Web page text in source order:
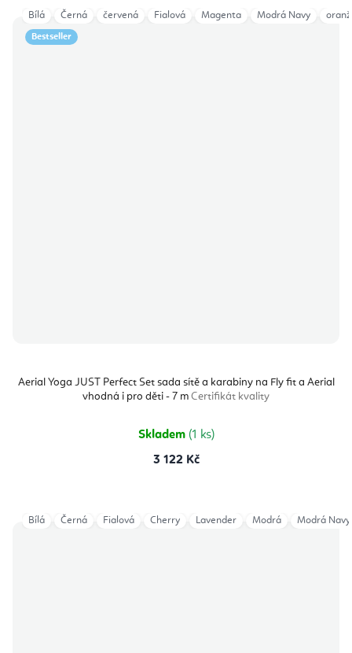
Bestseller
Aerial Yoga JUST Perfect Set sada sítě a karabiny na Fly fit a Aerial
vhodná i pro děti - 7 m Certifikát kvality
Skladem (1 ks)
3 122 Kč
Bílá Černá červená Fialová Magenta Modrá Navy
Bílá Černá Fialová Cherry Lavender Modrá Modrá Navy